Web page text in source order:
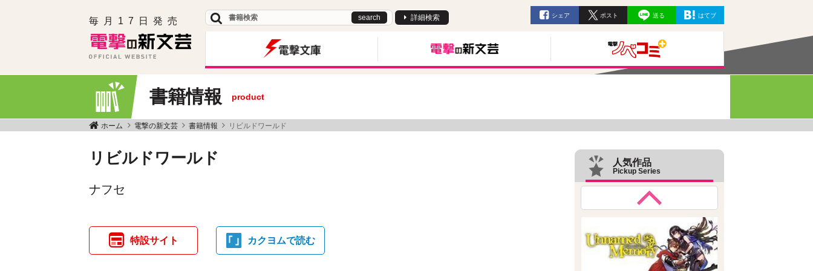
毎月17日発売 search 詳細検索 シェア ポスト 送る はてブ
書籍情報 product
ホーム 電撃の新文芸 書籍情報 リビルドワールド
リビルドワールド
ナフセ
特設サイト カクヨムで読む
人気作品
Pickup Series